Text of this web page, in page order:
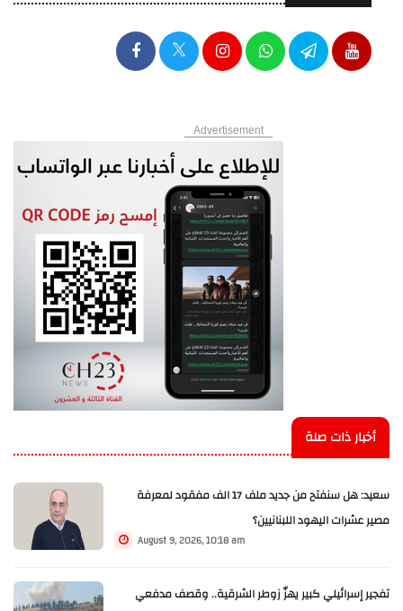
Advertisement
أخبار ذات صلة
سعيد: هل سنفتح من جديد ملف 17 الف مفقود لمعرفة
مصير عشرات اليهود اللبنانيين؟
August 9, 2026, 10:18 am
تفجير إسرائيلي كبير يهزّ زوطر الشرقية.. وقصف مدفعي